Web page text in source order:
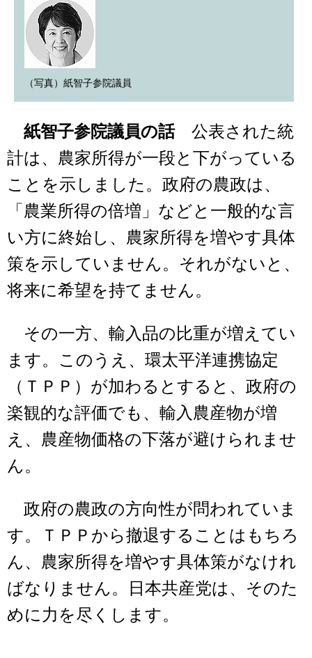
（写真）紙智子参院議員
紙智子参院議員の話公表された統
計は、農家所得が一段と下がっている
ことを示しました。政府の農政は、
「農業所得の倍増」などと一般的な言
い方に終始し、農家所得を増やす具体
策を示していません。それがないと、
将来に希望を持てません。
その一方、輸入品の比重が増えてい
ます。このうえ、環太平洋連携協定
（ＴＰＰ）が加わるとすると、政府の
楽観的な評価でも、輸入農産物が増
え、農産物価格の下落が避けられませ
ん。
政府の農政の方向性が問われていま
す。ＴＰＰから撤退することはもちろ
ん、農家所得を増やす具体策がなけれ
ばなりません。日本共産党は、そのた
めに力を尽くします。